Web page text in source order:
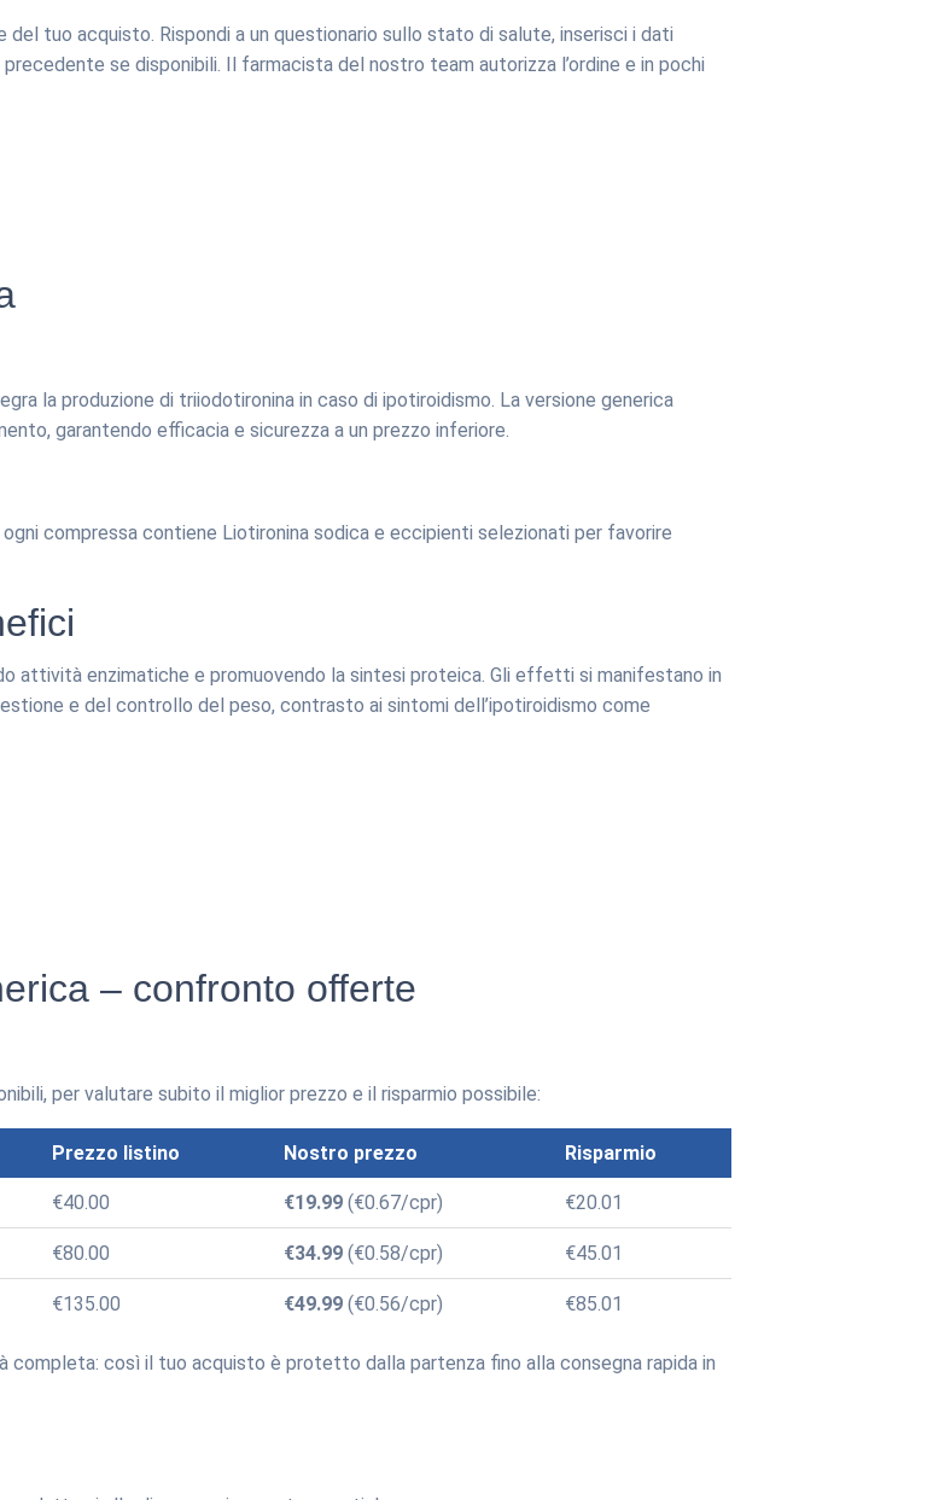
tuo acquisto. Rispondi a un questionario sullo stato di salute, inserisci i dati
se disponibili. Il farmacista del nostro team autorizza l’ordine e in pochi
la produzione di triiodotironina in caso di ipotiroidismo. La versione generica
garantendo efficacia e sicurezza a un prezzo inferiore.
compressa contiene Liotironina sodica e eccipienti selezionati per favorire
attività enzimatiche e promuovendo la sintesi proteica. Gli effetti si manifestano in
e del controllo del peso, contrasto ai sintomi dell’ipotiroidismo come
– confronto offerte
per valutare subito il miglior prezzo e il risparmio possibile:
Prezzo listino Nostro prezzo Risparmio
€40.00 €19.99 (€0.67/cpr) €20.01
€80.00 €34.99 (€0.58/cpr) €45.01
€135.00 €49.99 (€0.56/cpr) €85.01
così il tuo acquisto è protetto dalla partenza fino alla consegna rapida in